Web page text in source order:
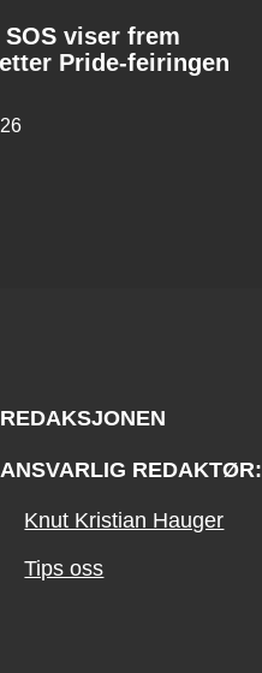
viser frem
Pride-feiringen
REDAKSJONEN
ANSVARLIG REDAKTØR:
Knut Kristian Hauger
Tips oss